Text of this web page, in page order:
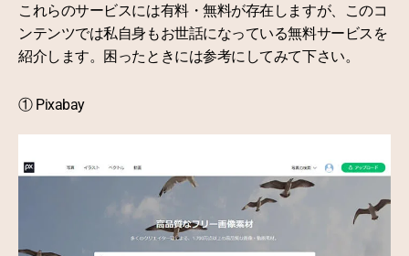
これらのサービスには有料・無料が存在しますが、このコ
ンテンツでは私自身もお世話になっている無料サービスを
紹介します。困ったときには参考にしてみて下さい。
① Pixabay